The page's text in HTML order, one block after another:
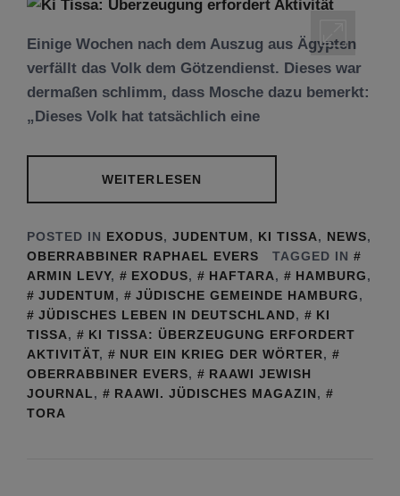
Einige Wochen nach dem Auszug aus Ägypten
verfällt das Volk dem Götzendienst. Dieses war
dermaßen schlimm, dass Mosche dazu bemerkt:
„Dieses Volk hat tatsächlich eine
WEITERLESEN
POSTED IN EXODUS, JUDENTUM, KI TISSA, NEWS,
OBERRABBINER RAPHAEL EVERS
TAGGED IN
ARMIN LEVY, EXODUS, HAFTARA, HAMBURG,
JUDENTUM, JÜDISCHE GEMEINDE HAMBURG,
JÜDISCHES LEBEN IN DEUTSCHLAND,
KI
TISSA,
KI TISSA: ÜBERZEUGUNG ERFORDERT
AKTIVITÄT, NUR EIN KRIEG DER WÖRTER,
OBERRABBINER EVERS,
RAAWI JEWISH
JOURNAL, RAAWI. JÜDISCHES MAGAZIN,
TORA